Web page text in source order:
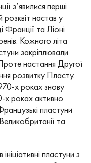
з’явилися перші
розквіт настав у
Франції та Ліоні
Кожного літа
закріплювали
настання Другої
розвитку Пласту.
х роках знову
х роках активно
пластуни
та
пластуни з